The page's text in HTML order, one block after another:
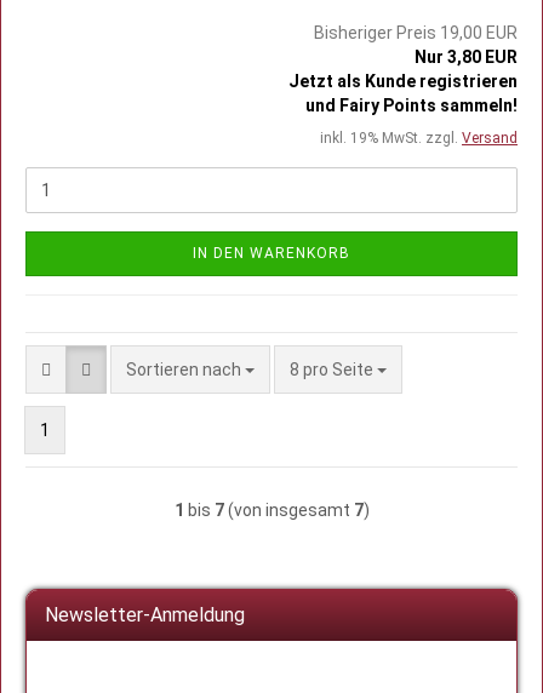
Bisheriger Preis 19,00 EUR
Nur 3,80 EUR
Jetzt als Kunde registrieren
und Fairy Points sammeln!
inkl. 19% MwSt. zzgl. Versand
IN DEN WARENKORB
Sortieren nach
Sortieren nach 8 pro Seite
pro Seite
1
1 bis 7(von insgesamt 7)
Newsletter-Anmeldung